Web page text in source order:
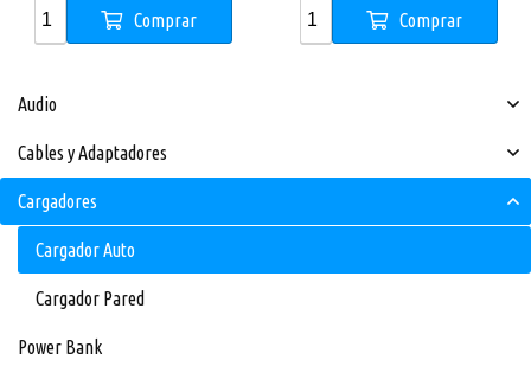
Audio
Cables y Adaptadores
Cargadores
Cargador Auto
Cargador Pared
Power Bank
Comprar Comprar